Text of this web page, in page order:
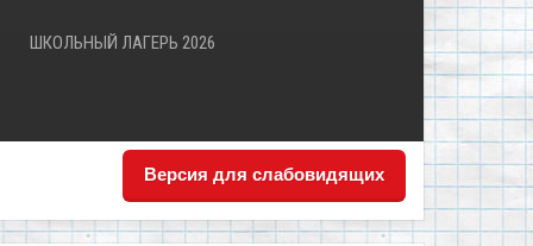
ШКОЛЬНЫЙ ЛАГЕРЬ 2026
Версия для слабовидящих